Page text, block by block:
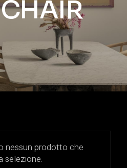
nessun prodotto che
selezione.